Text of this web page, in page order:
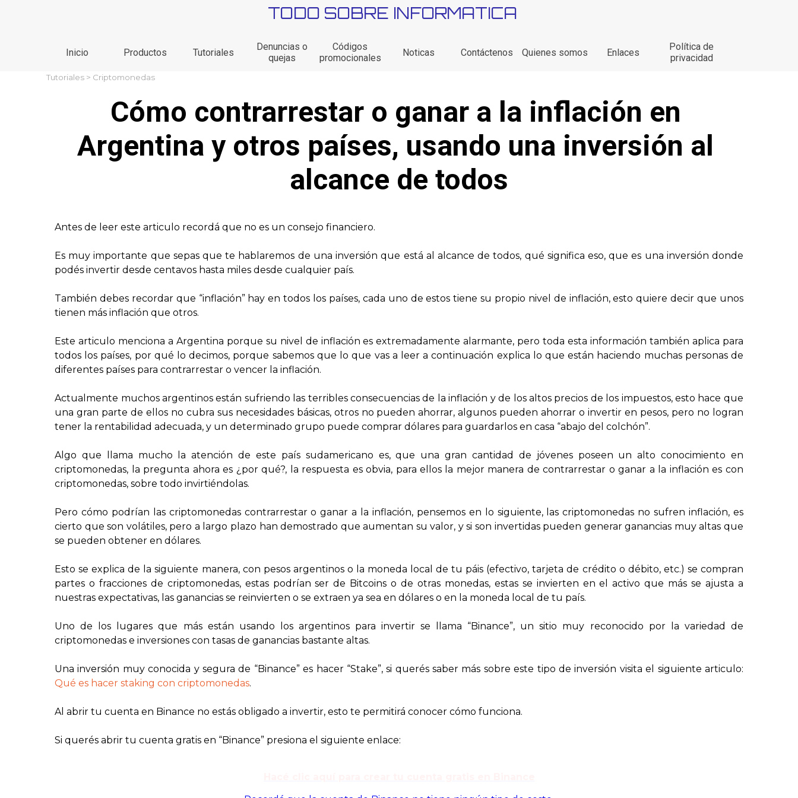
Inicio
Productos Tutoriales
Denuncias o
quejas
Códigos
promocionales
Noticas Contáctenos Quienes somos Enlaces
Política de
privacidad
TODO SOBRE INFORMATICA
Tutoriales > Criptomonedas
Cómo contrarrestar o ganar a la inflación en
Argentina y otros países, usando una inversión al
alcance de todos
Antes de leer este articulo recordá que no es un consejo financiero.
Es muy importante que sepas que te hablaremos de una inversión que está al alcance de todos, qué significa eso, que es una inversión donde
podés invertir desde centavos hasta miles desde cualquier país.
También debes recordar que “inflación” hay en todos los países, cada uno de estos tiene su propio nivel de inflación, esto quiere decir que unos
tienen más inflación que otros.
Este articulo menciona a Argentina porque su nivel de inflación es extremadamente alarmante, pero toda esta información también aplica para
todos los países, por qué lo decimos, porque sabemos que lo que vas a leer a continuación explica lo que están haciendo muchas personas de
diferentes países para contrarrestar o vencer la inflación.
Actualmente muchos argentinos están sufriendo las terribles consecuencias de la inflación y de los altos precios de los impuestos, esto hace que
una gran parte de ellos no cubra sus necesidades básicas, otros no pueden ahorrar, algunos pueden ahorrar o invertir en pesos, pero no logran
tener la rentabilidad adecuada, y un determinado grupo puede comprar dólares para guardarlos en casa “abajo del colchón”.
Algo que llama mucho la atención de este país sudamericano es, que una gran cantidad de jóvenes poseen un alto conocimiento en
criptomonedas, la pregunta ahora es ¿por qué?, la respuesta es obvia, para ellos la mejor manera de contrarrestar o ganar a la inflación es con
criptomonedas, sobre todo invirtiéndolas.
Pero cómo podrían las criptomonedas contrarrestar o ganar a la inflación, pensemos en lo siguiente, las criptomonedas no sufren inflación, es
cierto que son volátiles, pero a largo plazo han demostrado que aumentan su valor, y si son invertidas pueden generar ganancias muy altas que
se pueden obtener en dólares.
Esto se explica de la siguiente manera, con pesos argentinos o la moneda local de tu páis (efectivo, tarjeta de crédito o débito, etc.) se compran
partes o fracciones de criptomonedas, estas podrían ser de Bitcoins o de otras monedas, estas se invierten en el activo que más se ajusta a
nuestras expectativas, las ganancias se reinvierten o se extraen ya sea en dólares o en la moneda local de tu país.
Uno de los lugares que más están usando los argentinos para invertir se llama “Binance”, un sitio muy reconocido por la variedad de
criptomonedas e inversiones con tasas de ganancias bastante altas.
Una inversión muy conocida y segura de “Binance” es hacer “Stake”, si querés saber más sobre este tipo de inversión visita el siguiente articulo:
Qué es hacer staking con criptomonedas.
Al abrir tu cuenta en Binance no estás obligado a invertir, esto te permitirá conocer cómo funciona.
Si querés abrir tu cuenta gratis en “Binance” presiona el siguiente enlace: